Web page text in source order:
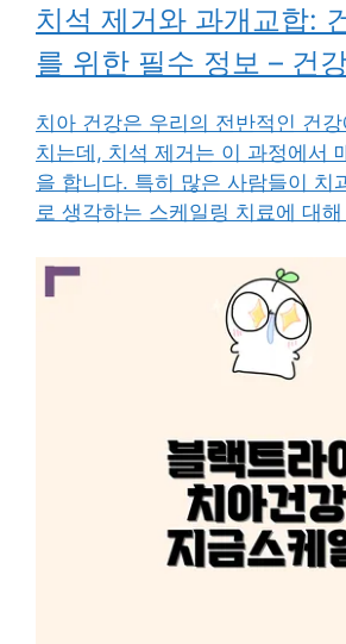
치석 제거와 과개교합:
를 위한 필수 정보 – 건
치아 건강은 우리의 전반적인 건
치는데, 치석 제거는 이 과정에서
을 합니다. 특히 많은 사람들이 치
로 생각하는 스케일링 치료에 대